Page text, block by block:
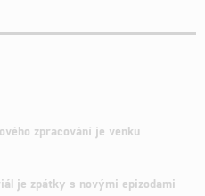
zpracování je venku
je zpátky s novými epizodami